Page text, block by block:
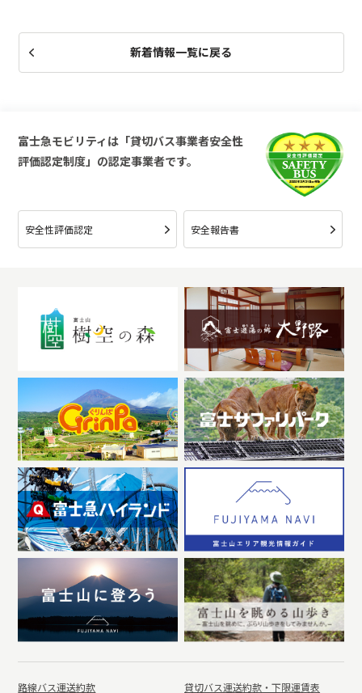
新着情報一覧に戻る
富士急モビリティは「貸切バス事業者安全性
評価認定制度」の認定事業者です。
安全性評価認定 安全報告書
路線バス運送約款 貸切バス運送約款・下限運賃表